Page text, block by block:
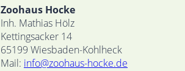
Zoohaus Hocke
Inh. Mathias Hölz
Kettingsacker 14
65199 Wiesbaden-Kohlheck
Mail: info@zoohaus-hocke.de